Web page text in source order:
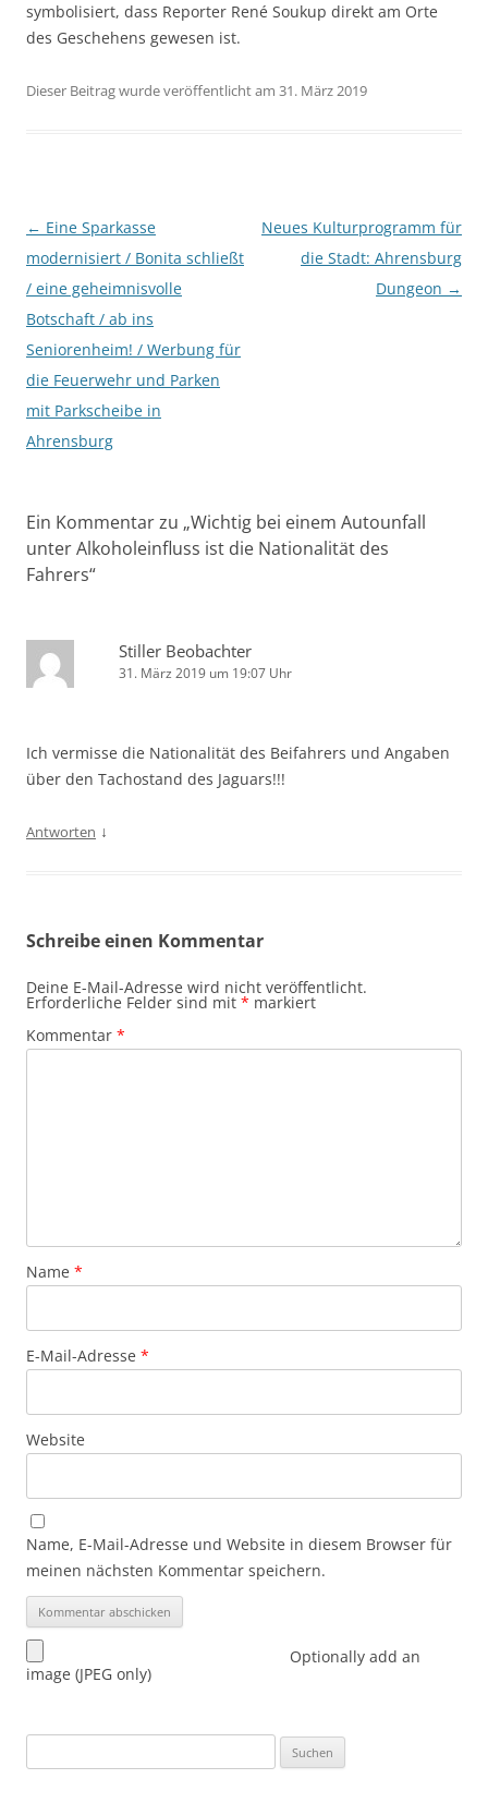
symbolisiert, dass Reporter René Soukup direkt am Orte
des Geschehens gewesen ist.
Dieser Beitrag wurde veröffentlicht am 31. März 2019
Beitragsnavigation
← Eine Sparkasse
modernisiert / Bonita schließt
/ eine geheimnisvolle
Botschaft / ab ins
Seniorenheim! / Werbung für
die Feuerwehr und Parken
mit Parkscheibe in
Ahrensburg
Neues Kulturprogramm für
die Stadt: Ahrensburg
Dungeon →
Ein Kommentar zu „Wichtig bei einem Autounfall
unter Alkoholeinfluss ist die Nationalität des
Fahrers“
Stiller Beobachter
31. März 2019 um 19:07 Uhr
Ich vermisse die Nationalität des Beifahrers und Angaben
über den Tachostand des Jaguars!!!
Antworten ↓
Schreibe einen Kommentar
Deine E-Mail-Adresse wird nicht veröffentlicht.
Erforderliche Felder sind mit * markiert
Kommentar *
Name *
E-Mail-Adresse *
Website
Name, E-Mail-Adresse und Website in diesem Browser für
meinen nächsten Kommentar speichern.
Optionally add an
image (JPEG only)
nach: